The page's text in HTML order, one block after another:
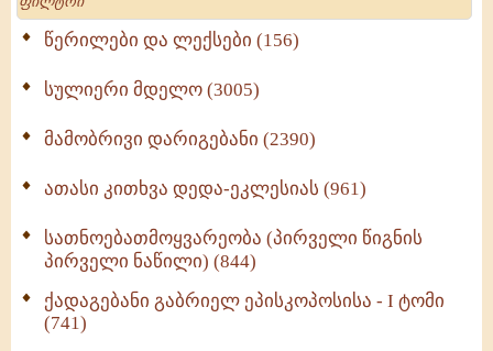
წერილები და ლექსები (156)
სულიერი მდელო (3005)
მამობრივი დარიგებანი (2390)
ათასი კითხვა დედა-ეკლესიას (961)
სათნოებათმოყვარეობა (პირველი წიგნის
პირველი ნაწილი) (844)
ქადაგებანი გაბრიელ ეპისკოპოსისა - I ტომი
(741)